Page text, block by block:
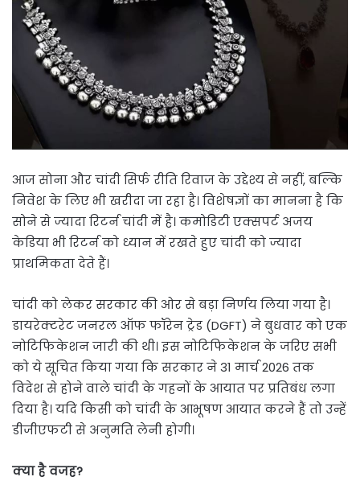
आज सोना और चांदी सिर्फ रीति रिवाज के उद्देश्य से नहीं, बल्कि
निवेश के लिए भी खरीदा जा रहा है। विशेषज्ञों का मानना है कि
सोने से ज्यादा रिटर्न चांदी में है। कमोडिटी एक्सपर्ट अजय
केडिया भी रिटर्न को ध्यान में रखते हुए चांदी को ज्यादा
प्राथमिकता देते हैं।
चांदी को लेकर सरकार की ओर से बड़ा निर्णय लिया गया है।
डायरेक्टरेट जनरल ऑफ फॉरेन ट्रेड (DGFT) ने बुधवार को एक
नोटिफिकेशन जारी की थी। इस नोटिफिकेशन के जरिए सभी
को ये सूचित किया गया कि सरकार ने 31 मार्च 2026 तक
विदेश से होने वाले चांदी के गहनों के आयात पर प्रतिबंध लगा
दिया है। यदि किसी को चांदी के आभूषण आयात करने हैं तो उन्हें
डीजीएफटी से अनुमति लेनी होगी।
क्या है वजह?